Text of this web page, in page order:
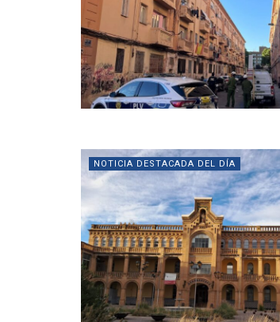
NOTICIA DESTACADA DEL DÍA